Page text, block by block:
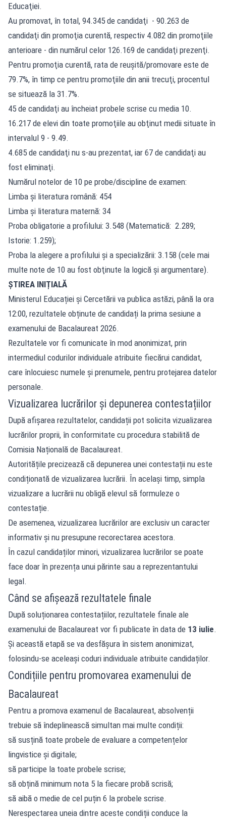
Educaţiei.
Au promovat, în total, 94.345 de candidaţi - 90.263 de
candidaţi din promoţia curentă, respectiv 4.082 din promoţiile
anterioare - din numărul celor 126.169 de candidaţi prezenţi.
Pentru promoţia curentă, rata de reuşită/promovare este de
79.7%, în timp ce pentru promoţiile din anii trecuţi, procentul
se situează la 31.7%.
45 de candidaţi au încheiat probele scrise cu media 10.
16.217 de elevi din toate promoţiile au obţinut medii situate în
intervalul 9 - 9.49.
4.685 de candidaţi nu s-au prezentat, iar 67 de candidaţi au
fost eliminaţi.
Numărul notelor de 10 pe probe/discipline de examen:
Limba şi literatura română: 454
Limba şi literatura maternă: 34
Proba obligatorie a profilului: 3.548 (Matematică: 2.289;
Istorie: 1.259);
Proba la alegere a profilului şi a specializării: 3.158 (cele mai
multe note de 10 au fost obţinute la logică şi argumentare).
ȘTIREA INIȚIALĂ
Ministerul Educației și Cercetării va publica astăzi, până la ora
12:00, rezultatele obținute de candidați la prima sesiune a
examenului de Bacalaureat 2026.
Rezultatele vor fi comunicate în mod anonimizat, prin
intermediul codurilor individuale atribuite fiecărui candidat,
care înlocuiesc numele și prenumele, pentru protejarea datelor
personale.
Vizualizarea lucrărilor și depunerea contestațiilor
După afișarea rezultatelor, candidații pot solicita vizualizarea
lucrărilor proprii, în conformitate cu procedura stabilită de
Comisia Națională de Bacalaureat.
Autoritățile precizează că depunerea unei contestații nu este
condiționată de vizualizarea lucrării. În același timp, simpla
vizualizare a lucrării nu obligă elevul să formuleze o
contestație.
De asemenea, vizualizarea lucrărilor are exclusiv un caracter
informativ și nu presupune recorectarea acestora.
În cazul candidaților minori, vizualizarea lucrărilor se poate
face doar în prezența unui părinte sau a reprezentantului
legal.
Când se afișează rezultatele finale
După soluționarea contestațiilor, rezultatele finale ale
examenului de Bacalaureat vor fi publicate în data de 13 iulie.
Și această etapă se va desfășura în sistem anonimizat,
folosindu-se aceleași coduri individuale atribuite candidaților.
Condițiile pentru promovarea examenului de
Bacalaureat
Pentru a promova examenul de Bacalaureat, absolvenții
trebuie să îndeplinească simultan mai multe condiții:
să susțină toate probele de evaluare a competențelor
lingvistice și digitale;
să participe la toate probele scrise;
să obțină minimum nota 5 la fiecare probă scrisă;
să aibă o medie de cel puțin 6 la probele scrise.
Nerespectarea uneia dintre aceste condiții conduce la